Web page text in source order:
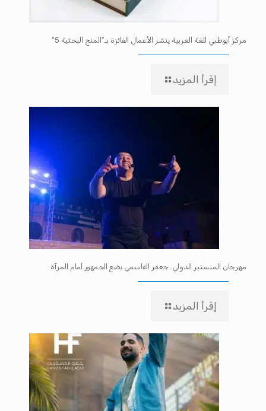
مركز أبوظبي للغة العربية ينشر الأعمال الفائزة بـ”المنح البحثية 5″
إقرأ المزيد
مهرجان المنستير الدولي: جعفر القاسمي يضع الجمهور أمام المرآة
إقرأ المزيد